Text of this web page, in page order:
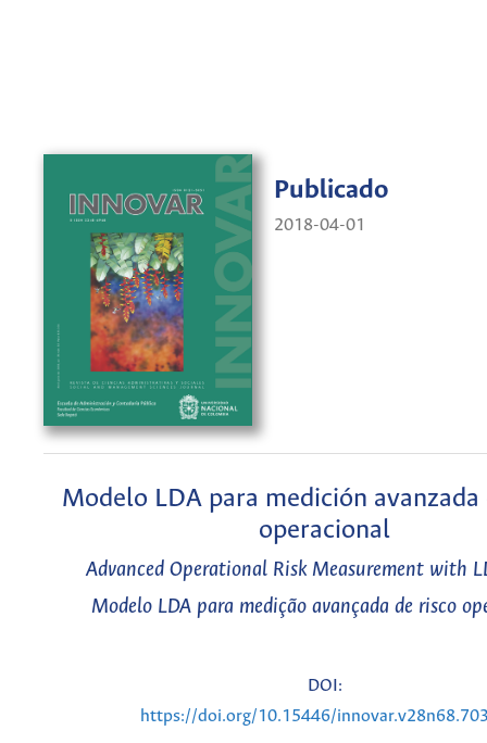
Publicado
2018-04-01
Modelo LDA para medición avanzada
operacional
Advanced Operational Risk Measurement with
Modelo LDA para medição avançada de risco
DOI:
https://doi.org/10.15446/